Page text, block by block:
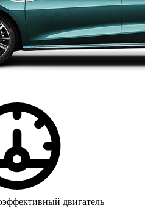
двигатель